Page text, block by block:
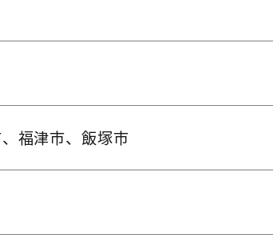
福津市、飯塚市